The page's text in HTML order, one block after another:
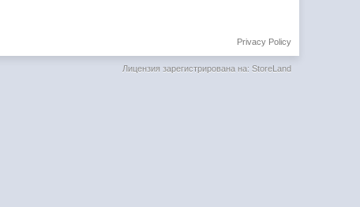
Privacy Policy
Лицензия зарегистрирована на: StoreLand